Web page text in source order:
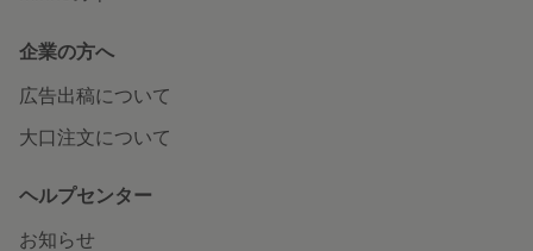
企業の方へ
広告出稿について
大口注文について
ヘルプセンター
お知らせ